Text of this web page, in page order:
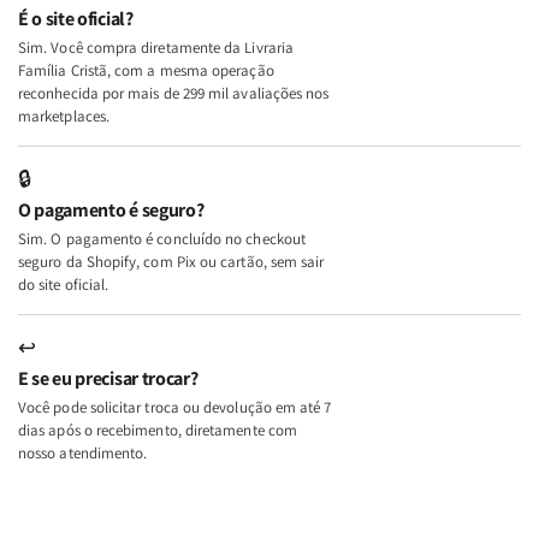
e
Deus
+
A
Mulher
Lar
+
A
Lar
É o site oficial?
Sim. Você compra diretamente da Livraria
Família Cristã, com a mesma operação
reconhecida por mais de 299 mil avaliações nos
marketplaces.
🔒
O pagamento é seguro?
Sim. O pagamento é concluído no checkout
seguro da Shopify, com Pix ou cartão, sem sair
do site oficial.
↩
E se eu precisar trocar?
Você pode solicitar troca ou devolução em até 7
dias após o recebimento, diretamente com
nosso atendimento.